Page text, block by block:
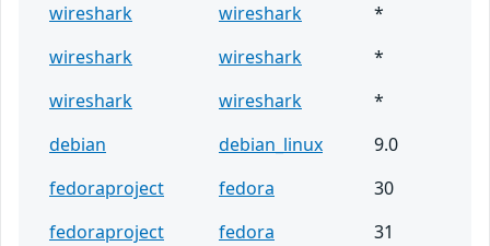
wireshark wireshark
*
wireshark
wireshark
*
wireshark
wireshark
*
debian
debian_linux
9.0
fedoraproject
fedora
30
fedoraproject
fedora
31